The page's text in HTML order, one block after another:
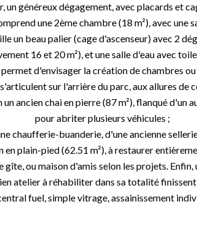
un généreux dégagement, avec placards et
une 2ème chambre (18 m²), avec
un beau palier (cage d'ascenseur) avec 2
16 et 20 m²), et une salle d'eau avec
permet d'envisager la création de chambres
sur l'arrière du parc, aux allures de
ancien chai en pierre (87 m²), flanqué d'un
pour abriter plusieurs véhicules ;
chaufferie-buanderie, d'une ancienne
plain-pied (62.51 m²), à restaurer
ou maison d'amis selon les projets. Enfin,
atelier à réhabiliter dans sa totalité
fuel, simple vitrage, assainissement